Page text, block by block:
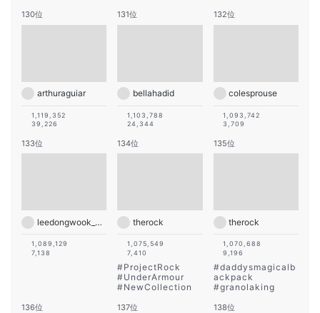
130位
arthuraguiar
1,119,352
39,226
131位
bellahadid
1,103,788
24,344
132位
colesprouse
1,093,742
3,709
133位
leedongwook_official
1,089,129
7,138
134位
therock
1,075,549
7,410
#ProjectRock
#UnderArmour
#NewCollection
135位
therock
1,070,688
9,196
#daddysmagicalb
ackpack
#granolaking
136位 137位 138位